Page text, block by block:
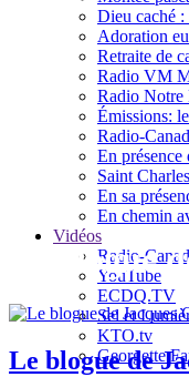
Dieu caché
Adoration
Retraite de
Radio VM
Radio Notre
Émissions:
Radio-
En présence
Saint
En sa
En chemin
Vidéos
Radio-
YouTube
ECDQ.TV
Sel et
KTO.tv
Georgette
Le blogue
Le blogue de